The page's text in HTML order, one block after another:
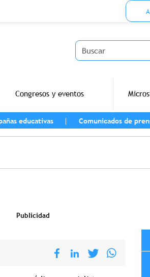
Menu
Buscar
Congresos y eventos
educativas Comunicados de
Publicidad